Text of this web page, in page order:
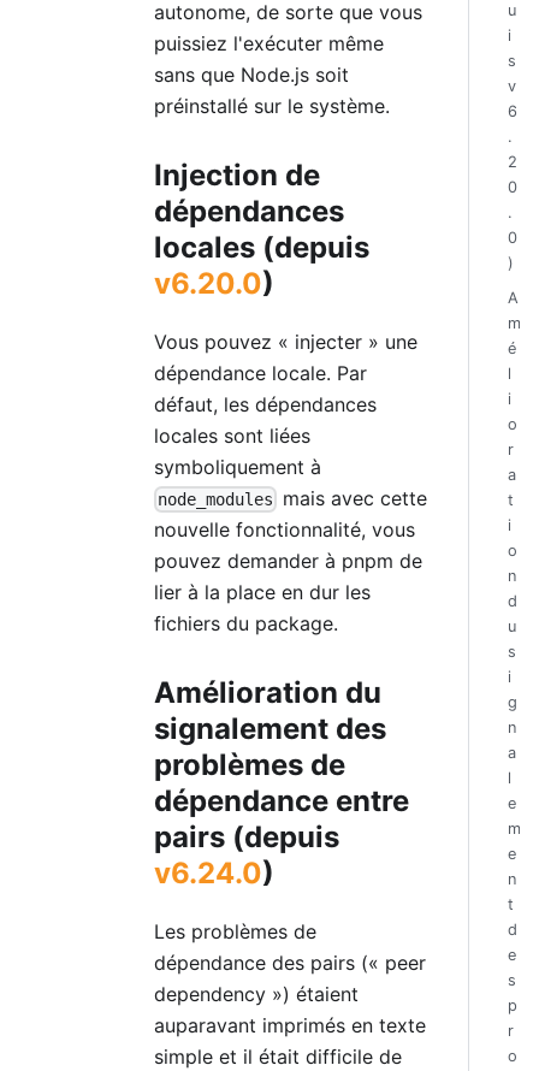
autonome, de sorte que vous
puissiez l'exécuter même
sans que Node.js soit
préinstallé sur le système.
Injection de
dépendances
locales (depuis
v6.20.0)
Vous pouvez « injecter » une
dépendance locale. Par
défaut, les dépendances
locales sont liées
symboliquement à
node_modules
mais avec cette
nouvelle fonctionnalité, vous
pouvez demander à pnpm de
lier à la place en dur les
fichiers du package.
Amélioration du
signalement des
problèmes de
dépendance entre
pairs (depuis
v6.24.0)
Les problèmes de
dépendance des pairs (« peer
dependency ») étaient
auparavant imprimés en texte
simple et il était difficile de
u
i
s
v
6
.
2
0
.
0
)
A
m
é
l
i
o
r
a
t
i
o
n
d
u
s
i
g
n
a
l
e
m
e
n
t
d
e
s
p
r
o